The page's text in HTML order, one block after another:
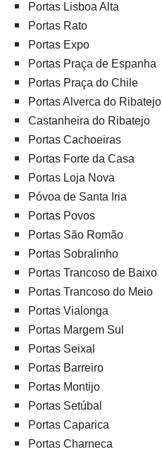
Portas Lisboa Alta
Portas Rato
Portas Expo
Portas Praça de Espanha
Portas Praça do Chile
Portas Alverca do Ribatejo
Castanheira do Ribatejo
Portas Cachoeiras
Portas Forte da Casa
Portas Loja Nova
Póvoa de Santa Iria
Portas Povos
Portas São Romão
Portas Sobralinho
Portas Trancoso de Baixo
Portas Trancoso do Meio
Portas Vialonga
Portas Margem Sul
Portas Seixal
Portas Barreiro
Portas Montijo
Portas Setúbal
Portas Caparica
Portas Charneca